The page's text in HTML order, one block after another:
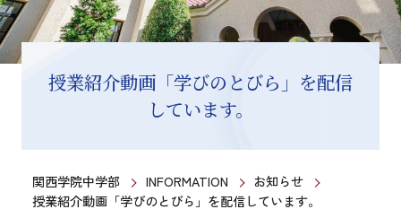
授業紹介動画「学びのとびら」を配信
しています。
関西学院中学部 INFORMATION
お知らせ
授業紹介動画「学びのとびら」を配信しています。